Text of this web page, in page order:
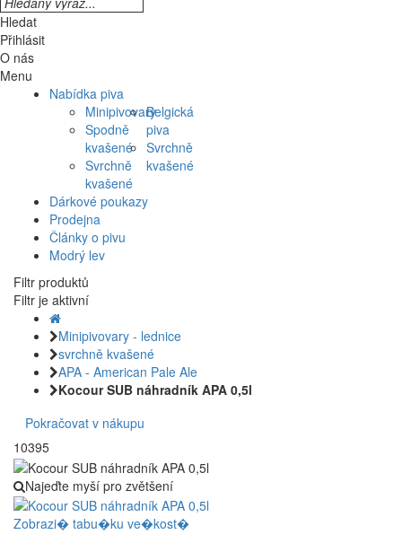
Hledat
Přihlásit
O nás
Menu
Nabídka piva
Minipivovary
Spodně
kvašené
Svrchně
kvašené
Belgická
piva
Svrchně
kvašené
Dárkové poukazy
Prodejna
Články o pivu
Modrý lev
Filtr produktů
Filtr je aktivní
Minipivovary - lednice
svrchně kvašené
APA - American Pale Ale
Kocour SUB náhradník APA 0,5l
Pokračovat v nákupu
10395
Najeďte myší pro zvětšení
Zobrazi� tabu�ku ve�kost�